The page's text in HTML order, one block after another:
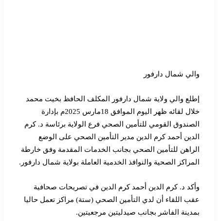
والي شمال دارفور
إطلع والي ولاية شمال دارفور المكلف الحافظ بخيت محمد
خلال لقائه ظهر اليوم الموافق 18مارس 2025م بإدارة
الصندوق القومي للتأمين الصحي فرع الولاية برئاسة د. كرم
الدين أحمد كرم الدين مدير التأمين الصحي على الوضع
الراهن للتأمين الصحي بجانب الخدمات المقدمة وفق خارطة
المراكز الصحية والنوافذ الخدمية العاملة بولاية شمال دارفور.
وأكد د. كرم الدين أحمد كرم الدين في تصريحات صحافية
عقب اللقاء أن لدي التأمين الصحي (ستة) مراكز تعمل حاليا
بمدينة الفاشر بجانب صيدليتين مرجعيتين.